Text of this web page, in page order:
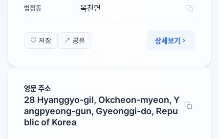
법정동 옥천면
♡ 저장 ↗ 공유 상세보기
영문 주소
28 Hyanggyo-gil, Okcheon-myeon, Y
angpyeong-gun, Gyeonggi-do, Repu
blic of Korea